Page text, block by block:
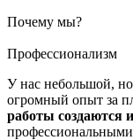
Почему мы?
Профессионализм
У нас небольшой,
огромный опыт за
работы создаются